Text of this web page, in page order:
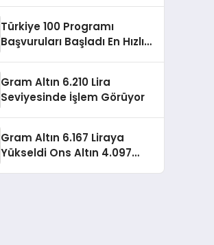
Türkiye 100 Programı
Başvuruları Başladı En Hızlı
Gram Altın 6.210 Lira
Seviyesinde İşlem Görüyor
Gram Altın 6.167 Liraya
Yükseldi Ons Altın 4.097